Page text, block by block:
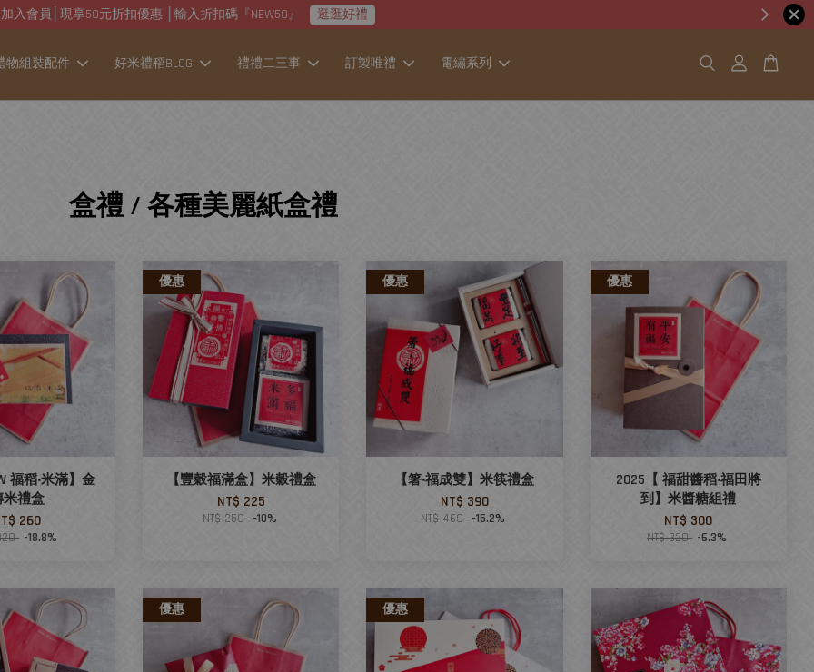
加入會員│現享50元折扣優惠 │輸入折扣碼『NEW50』 逛逛好禮
物組裝配件 好米禮稻BLOG 禮禮二三事 訂製唯禮 電繡系列
盒禮 / 各種美麗紙盒禮
福稻‧米滿】金
米禮盒
260
-18.8%
優惠
【豐穀福滿盒】米穀禮盒
NT$ 225
NT$ 250 -10%
優惠
【箸‧福成雙】米筷禮盒
NT$ 390
NT$ 460 -15.2%
優惠
2025【 福甜醬稻‧福田將
到】米醬糖組禮
NT$ 300
NT$ 320 -6.3%
優惠 優惠